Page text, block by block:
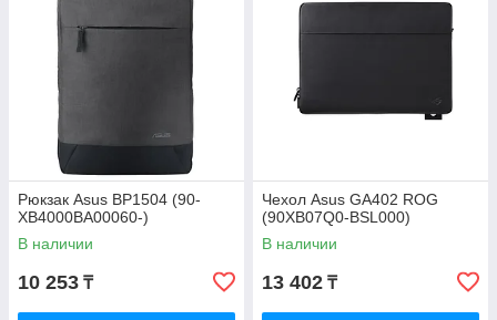
Рюкзак Asus BP1504 (90-
XB4000BA00060-)
В наличии
10 253 ₸
Чехол Asus GA402 ROG
(90XB07Q0-BSL000)
В наличии
13 402 ₸